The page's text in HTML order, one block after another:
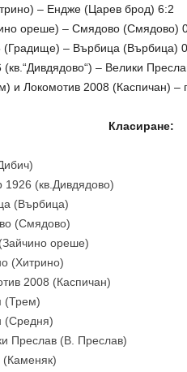
– Ендже (Царев брод) 6:2
ореше) – Смядово (Смядово)
(Градище) – Върбица (Върбица)
(кв.“Дивдядово“) – Велики
и Локомотив 2008 (Каспичан) –
(Дибич) 12
1926
(Върбица)
(Смядово)
(Зайчино
(Хитрино)
2008
(Трем) 12
(Средня)
Преслав (В.
(Каменяк)